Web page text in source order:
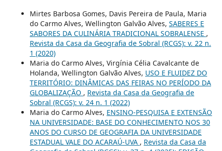
Mirtes Barbosa Gomes, Davis Pereira de Paula, Maria
do Carmo Alves, Wellington Galvão Alves, SABERES E
SABORES DA CULINÁRIA TRADICIONAL SOBRALENSE ,
Revista da Casa da Geografia de Sobral (RCGS): v. 22 n.
1 (2020)
Maria do Carmo Alves, Virgínia Célia Cavalcante de
Holanda, Wellington Galvão Alves, USO E FLUIDEZ DO
TERRITÓRIO: DINÂMICAS DAS FEIRAS NO PERÍODO DA
GLOBALIZAÇÃO , Revista da Casa da Geografia de
Sobral (RCGS): v. 24 n. 1 (2022)
Maria do Carmo Alves, ENSINO-PESQUISA E EXTENSÃO
NA UNIVERSIDADE: BASE DO CONHECIMENTO NOS 30
ANOS DO CURSO DE GEOGRAFIA DA UNIVERSIDADE
ESTADUAL VALE DO ACARAÚ-UVA , Revista da Casa da